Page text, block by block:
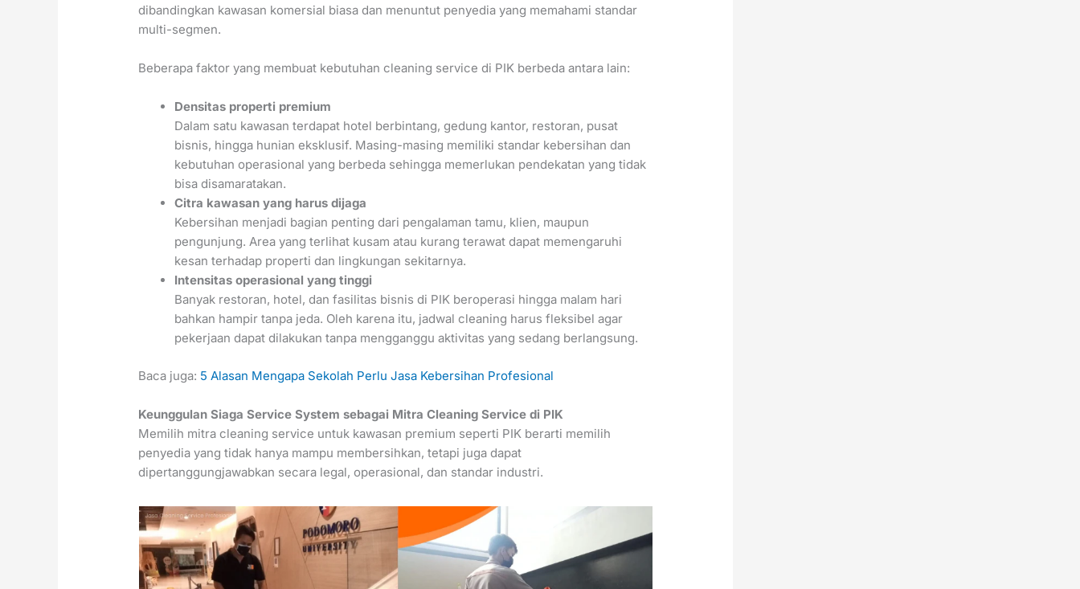
dibandingkan kawasan komersial biasa dan menuntut penyedia yang memahami standar
multi-segmen.
Beberapa faktor yang membuat kebutuhan cleaning service di PIK berbeda antara lain:
Densitas properti premium
Dalam satu kawasan terdapat hotel berbintang, gedung kantor, restoran, pusat
bisnis, hingga hunian eksklusif. Masing-masing memiliki standar kebersihan dan
kebutuhan operasional yang berbeda sehingga memerlukan pendekatan yang tidak
bisa disamaratakan.
Citra kawasan yang harus dijaga
Kebersihan menjadi bagian penting dari pengalaman tamu, klien, maupun
pengunjung. Area yang terlihat kusam atau kurang terawat dapat memengaruhi
kesan terhadap properti dan lingkungan sekitarnya.
Intensitas operasional yang tinggi
Banyak restoran, hotel, dan fasilitas bisnis di PIK beroperasi hingga malam hari
bahkan hampir tanpa jeda. Oleh karena itu, jadwal cleaning harus fleksibel agar
pekerjaan dapat dilakukan tanpa mengganggu aktivitas yang sedang berlangsung.
Baca juga: 5 Alasan Mengapa Sekolah Perlu Jasa Kebersihan Profesional
Keunggulan Siaga Service System sebagai Mitra Cleaning Service di PIK
Memilih mitra cleaning service untuk kawasan premium seperti PIK berarti memilih
penyedia yang tidak hanya mampu membersihkan, tetapi juga dapat
dipertanggungjawabkan secara legal, operasional, dan standar industri.